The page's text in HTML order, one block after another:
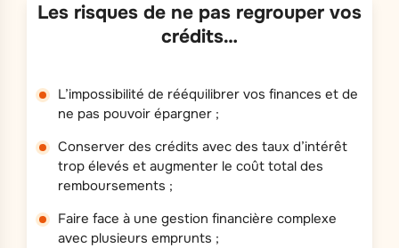
Les risques de ne pas regrouper vos
crédits…
L’impossibilité de rééquilibrer vos finances et de
ne pas pouvoir épargner ;
Conserver des crédits avec des taux d’intérêt
trop élevés et augmenter le coût total des
remboursements ;
Faire face à une gestion financière complexe
avec plusieurs emprunts ;